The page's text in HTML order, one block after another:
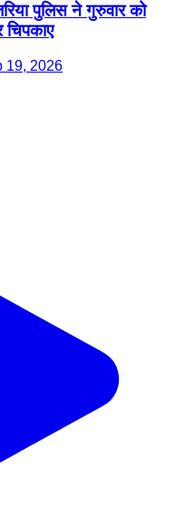
पुलिस ने गुरुवार को
चिपकाए
19, 2026